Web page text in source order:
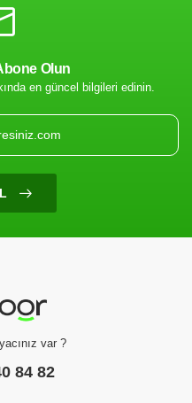
Olun
en güncel bilgileri edinin.
var ?
84 82